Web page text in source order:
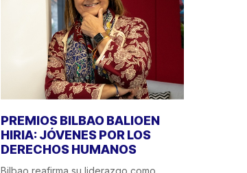
PREMIOS BILBAO BALIOEN
HIRIA: JÓVENES POR LOS
DERECHOS HUMANOS
Bilbao reafirma su liderazgo como